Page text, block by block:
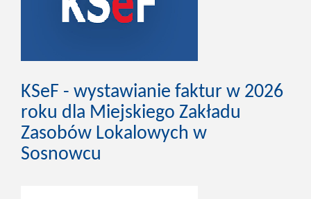
KSeF - wystawianie faktur w 2026
roku dla Miejskiego Zakładu
Zasobów Lokalowych w
Sosnowcu